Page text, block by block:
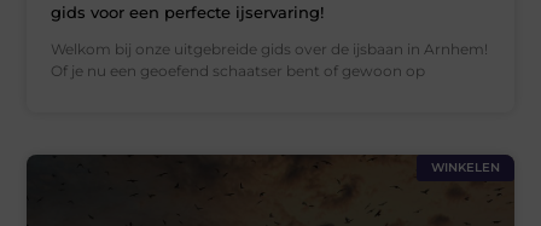
gids voor een perfecte ijservaring!
Welkom bij onze uitgebreide gids over de ijsbaan in Arnhem!
Of je nu een geoefend schaatser bent of gewoon op
WINKELEN